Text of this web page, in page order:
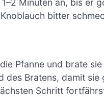
Minuten an, bis er
bitter
Pfanne und brate
des Bratens, damit
Schritt